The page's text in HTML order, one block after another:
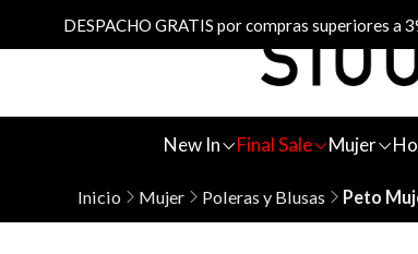
New In Final Sale Mujer
DESPACHO GRATIS por compras superiores a
Inicio Mujer Poleras y Blusas Peto